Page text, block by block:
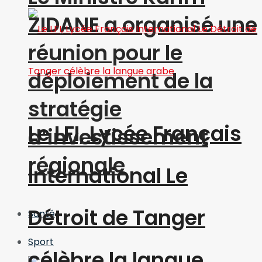
ZIDANE a organisé une
réunion pour le
déploiement de la
stratégie
d’investissement
régionale
Santé
Sport
Le LFI, Lycée Français
International Le
Détroit de Tanger